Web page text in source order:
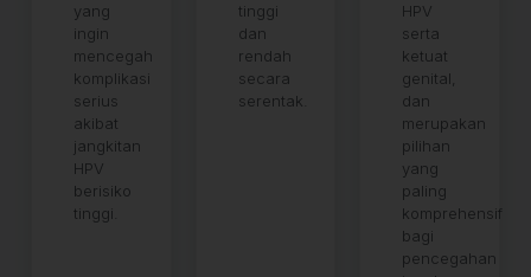
yang
ingin
mencegah
komplikasi
serius
akibat
jangkitan
HPV
berisiko
tinggi.
tinggi
dan
rendah
secara
serentak.
HPV
serta
ketuat
genital,
dan
merupakan
pilihan
yang
paling
komprehensif
bagi
pencegahan